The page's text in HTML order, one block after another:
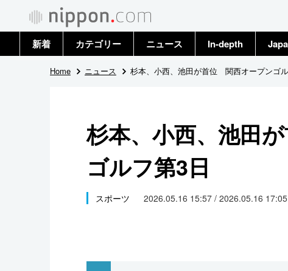
新着 カテゴリー
政治・外交
国際
社会
文化
ニュース
トップ
In-depth
Home ニュース 杉本、小西、池田が首位 関西オープンゴ
杉本、小西、池田
ゴルフ第3日
スポーツ 2026.05.16 15:57 / 2026.05.16 17:05